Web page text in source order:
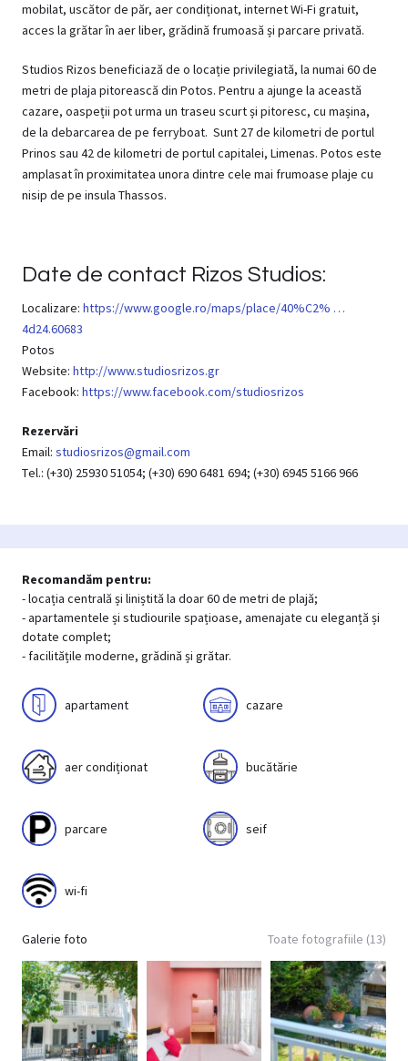
mobilat, uscător de păr, aer condiționat, internet Wi-Fi gratuit,
acces la grătar în aer liber, grădină frumoasă și parcare privată.
Studios Rizos beneficiază de o locație privilegiată, la numai 60 de
metri de plaja pitorească din Potos. Pentru a ajunge la această
cazare, oaspeții pot urma un traseu scurt și pitoresc, cu mașina,
de la debarcarea de pe ferryboat. Sunt 27 de kilometri de portul
Prinos sau 42 de kilometri de portul capitalei, Limenas. Potos este
amplasat în proximitatea unora dintre cele mai frumoase plaje cu
nisip de pe insula Thassos.
Date de contact Rizos Studios:
Localizare: https://www.google.ro/maps/place/40%C2% …
4d24.60683
Potos
Website: http://www.studiosrizos.gr
Facebook: https://www.facebook.com/studiosrizos
Rezervări
Email: studiosrizos@gmail.com
Τel.: (+30) 25930 51054; (+30) 690 6481 694; (+30) 6945 5166 966
Recomandăm pentru:
- locația centrală și liniștită la doar 60 de metri de plajă;
- apartamentele și studiourile spațioase, amenajate cu eleganță și
dotate complet;
- facilitățile moderne, grădină și grătar.
apartament cazare
aer condiționat bucătărie
parcare seif
wi-fi
Galerie foto Toate fotografiile (13)